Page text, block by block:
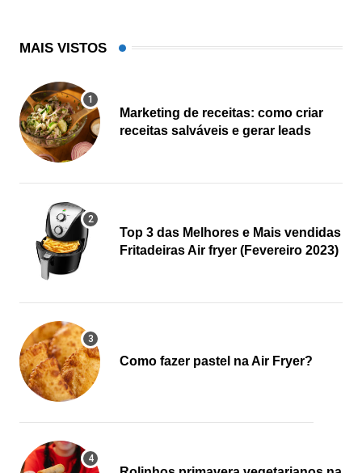
MAIS VISTOS
Marketing de receitas: como criar
receitas salváveis e gerar leads
Top 3 das Melhores e Mais vendidas
Fritadeiras Air fryer (Fevereiro 2023)
Como fazer pastel na Air Fryer?